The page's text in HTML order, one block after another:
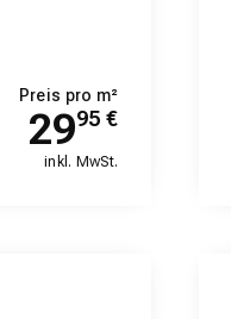
Preis pro m²
2995 €
inkl. MwSt.